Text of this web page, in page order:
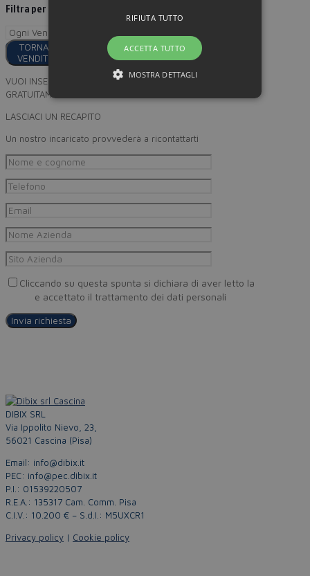
Filtra per
TORNA AI
VENDITORI
VUOI INSERIRE I TUOI PRODOTTI
GRATUITAMENTE SU MINORPREZZO?
LASCIACI UN RECAPITO
Un nostro incaricato provvederà a ricontattarti
Cliccando su questa spunta si dichiara di aver letto la
e accettato il trattamento dei dati personali
DIBIX SRL
Via Ippolito Nievo, 23,
56021 Cascina (Pisa)
Email: info@dibix.it
PEC: info@pec.dibix.it
P.I.: 01539220507
R.E.A.: 135317 Cam. Comm. Pisa
C.I.V.: 10.200 € – S.d.I.: M5UXCR1
Privacy policy | Cookie policy
ACCETTA TUTTO
RIFIUTA TUTTO
MOSTRA DETTAGLI